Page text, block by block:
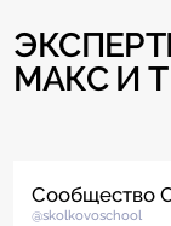
МАКС И
Сообщество
@skolkovoschool